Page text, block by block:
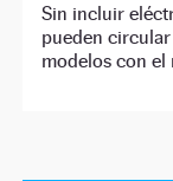
Sin incluir
pueden
modelos con el